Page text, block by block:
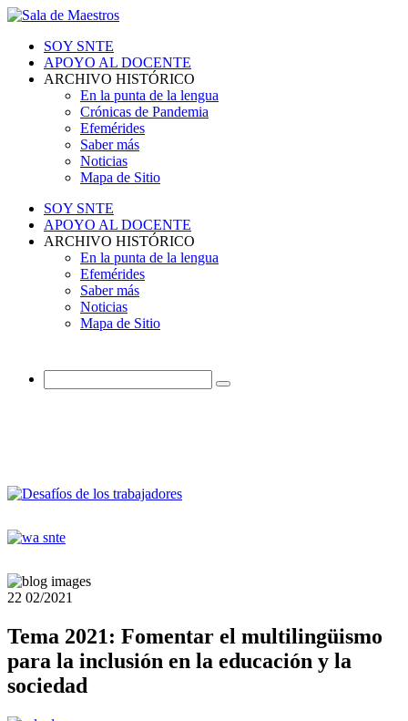
SOY SNTE
APOYO AL DOCENTE
ARCHIVO HISTÓRICO
En la punta de la lengua
Crónicas de Pandemia
Efemérides
Saber más
Noticias
Mapa de Sitio
SOY SNTE
APOYO AL DOCENTE
ARCHIVO HISTÓRICO
En la punta de la lengua
Efemérides
Saber más
Noticias
Mapa de Sitio
22 02/2021
Tema 2021: Fomentar el multilingüismo
para la inclusión en la educación y la
sociedad